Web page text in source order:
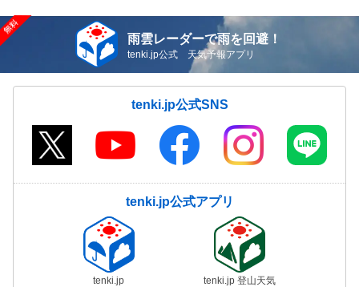
雨雲レーダーで雨を回避！
tenki.jp公式 天気予報アプリ
tenki.jp公式SNS
tenki.jp公式アプリ
tenki.jp tenki.jp 登山天気